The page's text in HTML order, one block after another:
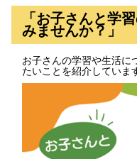
「お子さんと学
みませんか？」
お子さんの学習や生活に
たいことを紹介していま